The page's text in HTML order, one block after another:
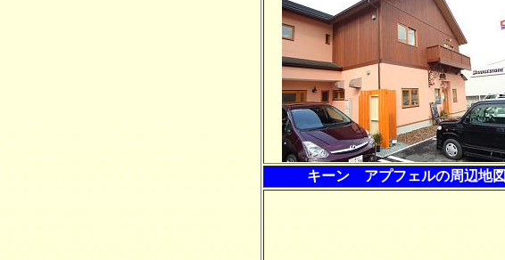
キーン アプフェルの周辺地図